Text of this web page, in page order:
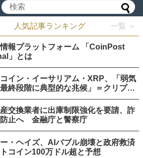
人気記事ランキング 一覧 ＞
報プラットフォーム 「CoinPost
」とは
イン・イーサリアム・XRP、「弱気
終段階に典型的な兆候」＝クリプト
交換業者に出庫制限強化を要請、詐
止へ 金融庁と警察庁
・ヘイズ、AIバブル崩壊と政府救済
コイン100万ドル超と予想